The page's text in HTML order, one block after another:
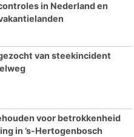
in Nederland en
van steekincident
voor betrokkenheid
in ’s-Hertogenbosch